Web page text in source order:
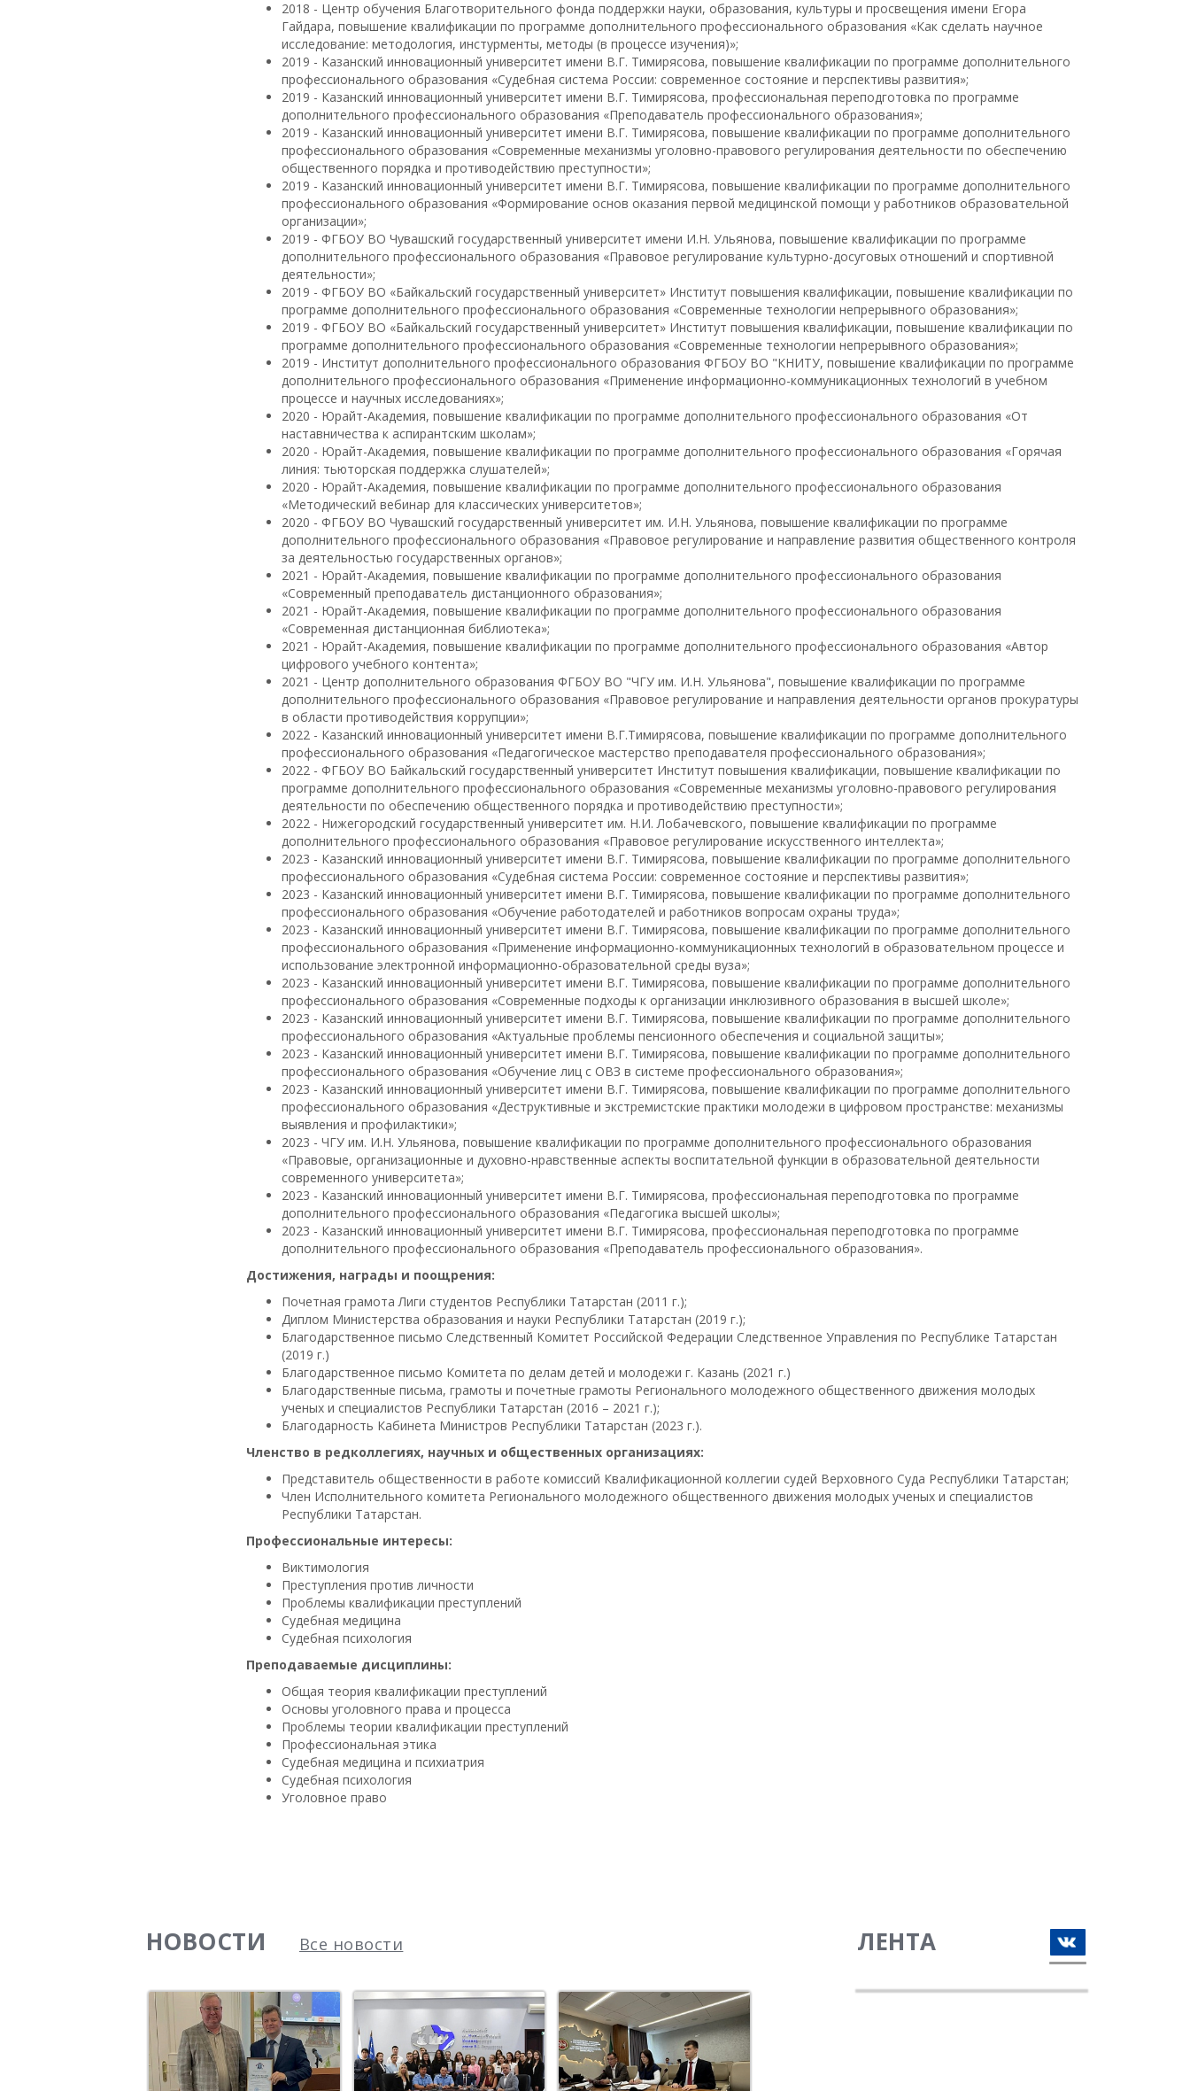
2018 - Центр обучения Благотворительного фонда поддержки науки, образования, культуры и просвещения имени Егора
Гайдара, повышение квалификации по программе дополнительного профессионального образования «Как сделать научное
исследование: методология, инстурменты, методы (в процессе изучения)»;
2019 - Казанский инновационный университет имени В.Г. Тимирясова, повышение квалификации по программе дополнительного
профессионального образования «Судебная система России: современное состояние и перспективы развития»;
2019 - Казанский инновационный университет имени В.Г. Тимирясова, профессиональная переподготовка по программе
дополнительного профессионального образования «Преподаватель профессионального образования»;
2019 - Казанский инновационный университет имени В.Г. Тимирясова, повышение квалификации по программе дополнительного
профессионального образования «Современные механизмы уголовно-правового регулирования деятельности по обеспечению
общественного порядка и противодействию преступности»;
2019 - Казанский инновационный университет имени В.Г. Тимирясова, повышение квалификации по программе дополнительного
профессионального образования «Формирование основ оказания первой медицинской помощи у работников образовательной
организации»;
2019 - ФГБОУ ВО Чувашский государственный университет имени И.Н. Ульянова, повышение квалификации по программе
дополнительного профессионального образования «Правовое регулирование культурно-досуговых отношений и спортивной
деятельности»;
2019 - ФГБОУ ВО «Байкальский государственный университет» Институт повышения квалификации, повышение квалификации по
программе дополнительного профессионального образования «Современные технологии непрерывного образования»;
2019 - ФГБОУ ВО «Байкальский государственный университет» Институт повышения квалификации, повышение квалификации по
программе дополнительного профессионального образования «Современные технологии непрерывного образования»;
2019 - Институт дополнительного профессионального образования ФГБОУ ВО "КНИТУ, повышение квалификации по программе
дополнительного профессионального образования «Применение информационно-коммуникационных технологий в учебном
процессе и научных исследованиях»;
2020 - Юрайт-Академия, повышение квалификации по программе дополнительного профессионального образования «От
наставничества к аспирантским школам»;
2020 - Юрайт-Академия, повышение квалификации по программе дополнительного профессионального образования «Горячая
линия: тьюторская поддержка слушателей»;
2020 - Юрайт-Академия, повышение квалификации по программе дополнительного профессионального образования
«Методический вебинар для классических университетов»;
2020 - ФГБОУ ВО Чувашский государственный университет им. И.Н. Ульянова, повышение квалификации по программе
дополнительного профессионального образования «Правовое регулирование и направление развития общественного контроля
за деятельностью государственных органов»;
2021 - Юрайт-Академия, повышение квалификации по программе дополнительного профессионального образования
«Современный преподаватель дистанционного образования»;
2021 - Юрайт-Академия, повышение квалификации по программе дополнительного профессионального образования
«Современная дистанционная библиотека»;
2021 - Юрайт-Академия, повышение квалификации по программе дополнительного профессионального образования «Автор
цифрового учебного контента»;
2021 - Центр дополнительного образования ФГБОУ ВО "ЧГУ им. И.Н. Ульянова", повышение квалификации по программе
дополнительного профессионального образования «Правовое регулирование и направления деятельности органов прокуратуры
в области противодействия коррупции»;
2022 - Казанский инновационный университет имени В.Г.Тимирясова, повышение квалификации по программе дополнительного
профессионального образования «Педагогическое мастерство преподавателя профессионального образования»;
2022 - ФГБОУ ВО Байкальский государственный университет Институт повышения квалификации, повышение квалификации по
программе дополнительного профессионального образования «Современные механизмы уголовно-правового регулирования
деятельности по обеспечению общественного порядка и противодействию преступности»;
2022 - Нижегородский государственный университет им. Н.И. Лобачевского, повышение квалификации по программе
дополнительного профессионального образования «Правовое регулирование искусственного интеллекта»;
2023 - Казанский инновационный университет имени В.Г. Тимирясова, повышение квалификации по программе дополнительного
профессионального образования «Судебная система России: современное состояние и перспективы развития»;
2023 - Казанский инновационный университет имени В.Г. Тимирясова, повышение квалификации по программе дополнительного
профессионального образования «Обучение работодателей и работников вопросам охраны труда»;
2023 - Казанский инновационный университет имени В.Г. Тимирясова, повышение квалификации по программе дополнительного
профессионального образования «Применение информационно-коммуникационных технологий в образовательном процессе и
использование электронной информационно-образовательной среды вуза»;
2023 - Казанский инновационный университет имени В.Г. Тимирясова, повышение квалификации по программе дополнительного
профессионального образования «Современные подходы к организации инклюзивного образования в высшей школе»;
2023 - Казанский инновационный университет имени В.Г. Тимирясова, повышение квалификации по программе дополнительного
профессионального образования «Актуальные проблемы пенсионного обеспечения и социальной защиты»;
2023 - Казанский инновационный университет имени В.Г. Тимирясова, повышение квалификации по программе дополнительного
профессионального образования «Обучение лиц с ОВЗ в системе профессионального образования»;
2023 - Казанский инновационный университет имени В.Г. Тимирясова, повышение квалификации по программе дополнительного
профессионального образования «Деструктивные и экстремистские практики молодежи в цифровом пространстве: механизмы
выявления и профилактики»;
2023 - ЧГУ им. И.Н. Ульянова, повышение квалификации по программе дополнительного профессионального образования
«Правовые, организационные и духовно-нравственные аспекты воспитательной функции в образовательной деятельности
современного университета»;
2023 - Казанский инновационный университет имени В.Г. Тимирясова, профессиональная переподготовка по программе
дополнительного профессионального образования «Педагогика высшей школы»;
2023 - Казанский инновационный университет имени В.Г. Тимирясова, профессиональная переподготовка по программе
дополнительного профессионального образования «Преподаватель профессионального образования».
Достижения, награды и поощрения:
Почетная грамота Лиги студентов Республики Татарстан (2011 г.);
Диплом Министерства образования и науки Республики Татарстан (2019 г.);
Благодарственное письмо Следственный Комитет Российской Федерации Следственное Управления по Республике Татарстан
(2019 г.)
Благодарственное письмо Комитета по делам детей и молодежи г. Казань (2021 г.)
Благодарственные письма, грамоты и почетные грамоты Регионального молодежного общественного движения молодых
ученых и специалистов Республики Татарстан (2016 – 2021 г.);
Благодарность Кабинета Министров Республики Татарстан (2023 г.).
Членство в редколлегиях, научных и общественных организациях:
Представитель общественности в работе комиссий Квалификационной коллегии судей Верховного Суда Республики Татарстан;
Член Исполнительного комитета Регионального молодежного общественного движения молодых ученых и специалистов
Республики Татарстан.
Профессиональные интересы:
Виктимология
Преступления против личности
Проблемы квалификации преступлений
Судебная медицина
Судебная психология
Преподаваемые дисциплины:
Общая теория квалификации преступлений
Основы уголовного права и процесса
Проблемы теории квалификации преступлений
Профессиональная этика
Судебная медицина и психиатрия
Судебная психология
Уголовное право
НОВОСТИ Все новости ЛЕНТА